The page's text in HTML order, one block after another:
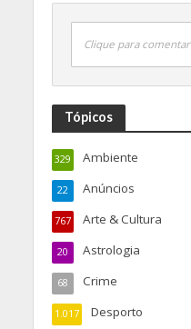
Clique para comentar
Tópicos
Ambiente
329
Anúncios
22
Arte & Cultura
767
Astrologia
20
Crime
68
Desporto
1.017